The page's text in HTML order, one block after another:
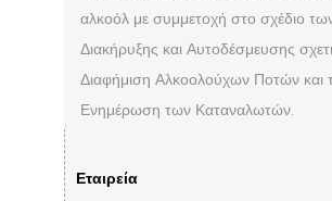
αλκοόλ με συμμετοχή στο σχέδιο
Διακήρυξης και Αυτοδέσμευσης
Διαφήμιση Αλκοολούχων Ποτών και
Ενημέρωση των Καταναλωτών.
Εταιρεία